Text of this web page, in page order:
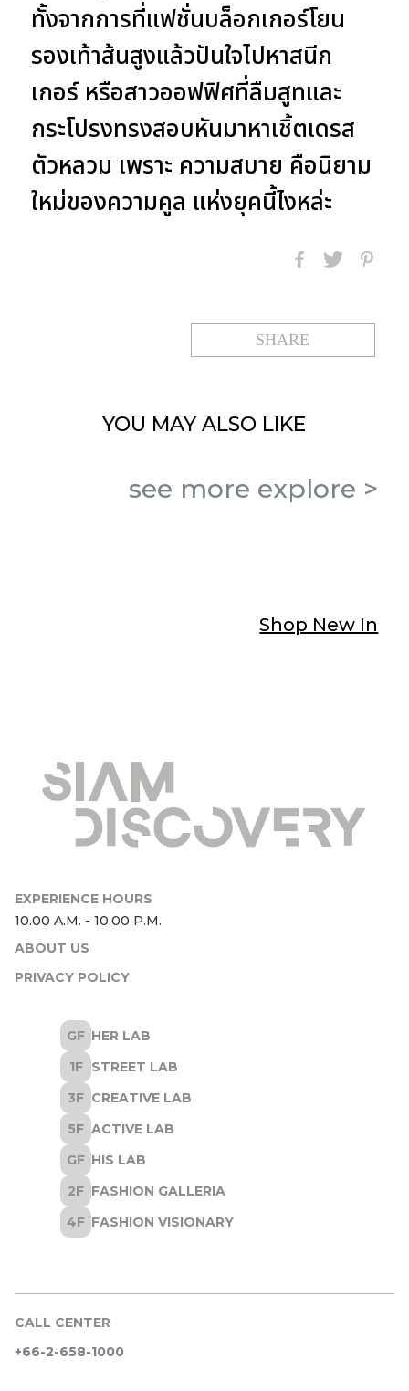
ทั้งจากการที่แฟชั่นบล็อกเกอร์โยน
รองเท้าส้นสูงแล้วปันใจไปหาสนีก
เกอร์ หรือสาวออฟฟิศที่ลืมสูทและ
กระโปรงทรงสอบหันมาหาเชิ้ตเดรส
ตัวหลวม เพราะ ความสบาย คือนิยาม
ใหม่ของความคูล แห่งยุคนี้ไงหล่ะ
SHARE
YOU MAYALSO LIKE
see more explore >
Shop New In
ABOUT US
PRIVACY POLICY
CALL CENTER
+66-2-658-1000